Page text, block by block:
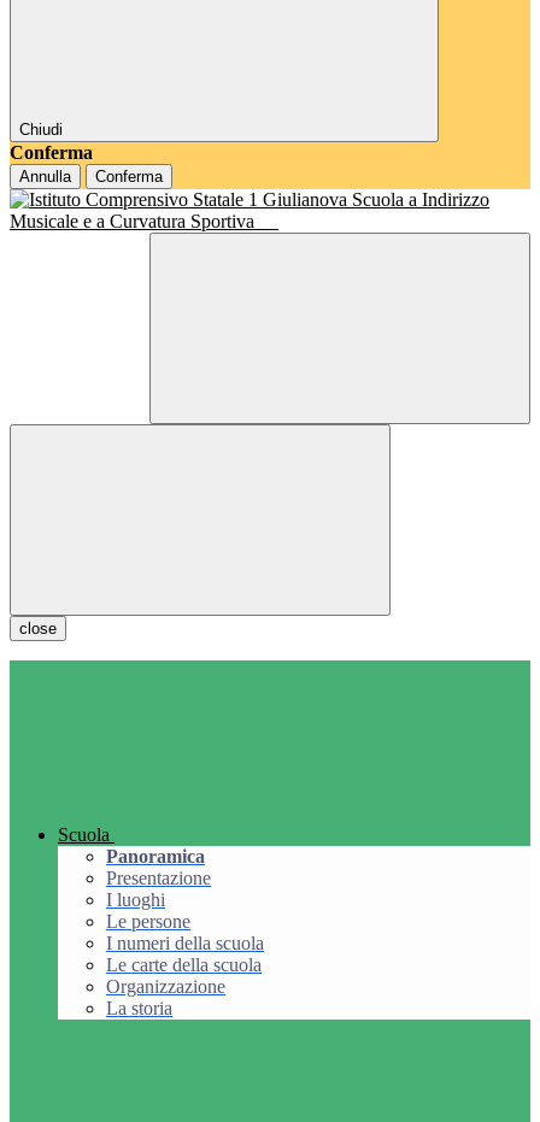
Chiudi
Conferma
Annulla Conferma
Scuola a Indirizzo
Musicale e a Curvatura Sportiva
close
Scuola
Panoramica
Presentazione
I luoghi
Le persone
I numeri della scuola
Le carte della scuola
Organizzazione
La storia